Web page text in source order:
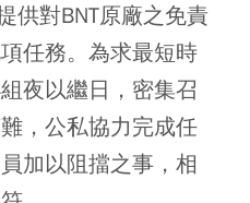
供對BNT原廠之免責
任務。為求最短時
夜以繼日，密集召
，公私協力完成任
加以阻擋之事，相